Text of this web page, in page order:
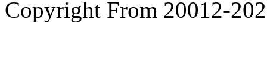
Copyright From 20012-